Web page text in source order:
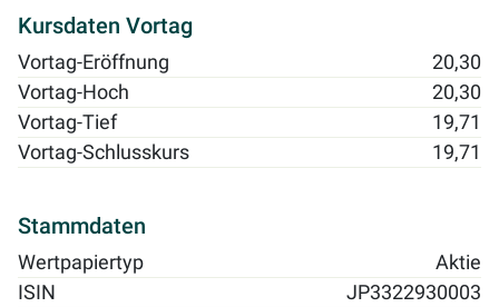
Kursdaten Vortag
Vortag-Eröffnung
20,30
Vortag-Hoch
20,30
Vortag-Tief
19,71
Vortag-Schlusskurs
19,71
Stammdaten
Wertpapiertyp
Aktie
ISIN
JP3322930003